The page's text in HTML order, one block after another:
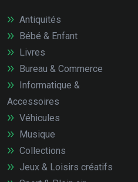
Antiquités
Bébé & Enfant
Livres
Bureau & Commerce
Informatique &
Accessoires
Véhicules
Musique
Collections
Jeux & Loisirs créatifs